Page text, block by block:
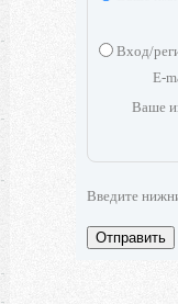
Вход/
E-
Ваше
Введите
Отправить